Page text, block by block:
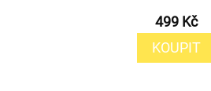
499 Kč
KOUPIT